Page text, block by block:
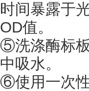
时间暴露于
OD值。
⑤洗涤酶标
中吸水。
⑥使用一次